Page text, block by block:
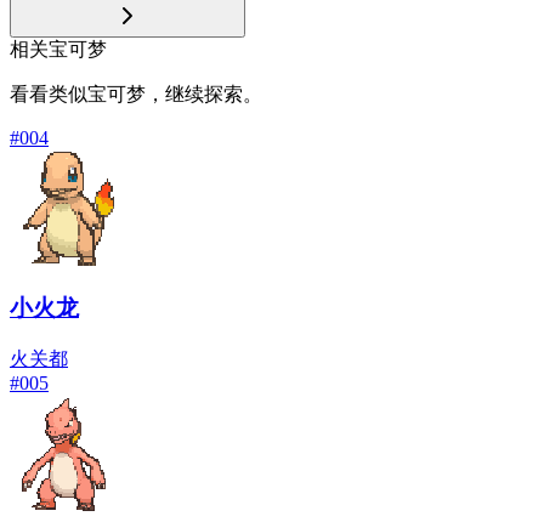
相关宝可梦
看看类似宝可梦，继续探索。
#004
小火龙
火关都
#005